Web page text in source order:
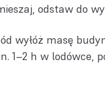
odstaw do
wyłóż masę
1–2 h w